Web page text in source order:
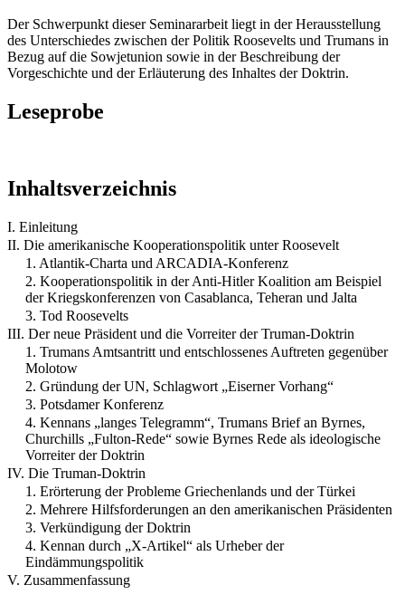
Der Schwerpunkt dieser Seminararbeit liegt in der Herausstellung
des Unterschiedes zwischen der Politik Roosevelts und Trumans in
Bezug auf die Sowjetunion sowie in der Beschreibung der
Vorgeschichte und der Erläuterung des Inhaltes der Doktrin.
Leseprobe
Inhaltsverzeichnis
I. Einleitung
II. Die amerikanische Kooperationspolitik unter Roosevelt
1. Atlantik-Charta und ARCADIA-Konferenz
2. Kooperationspolitik in der Anti-Hitler Koalition am Beispiel
der Kriegskonferenzen von Casablanca, Teheran und Jalta
3. Tod Roosevelts
III. Der neue Präsident und die Vorreiter der Truman-Doktrin
1. Trumans Amtsantritt und entschlossenes Auftreten gegenüber
Molotow
2. Gründung der UN, Schlagwort „Eiserner Vorhang“
3. Potsdamer Konferenz
4. Kennans „langes Telegramm“, Trumans Brief an Byrnes,
Churchills „Fulton-Rede“ sowie Byrnes Rede als ideologische
Vorreiter der Doktrin
IV. Die Truman-Doktrin
1. Erörterung der Probleme Griechenlands und der Türkei
2. Mehrere Hilfsforderungen an den amerikanischen Präsidenten
3. Verkündigung der Doktrin
4. Kennan durch „X-Artikel“ als Urheber der
Eindämmungspolitik
V. Zusammenfassung